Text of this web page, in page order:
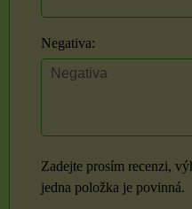
Negativa:
Zadejte prosím recenzi,
jedna položka je povinná.